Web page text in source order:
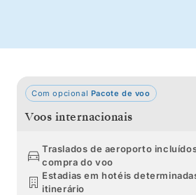
Com opcional Pacote de voo
Voos internacionais
Traslados de aeroporto
compra do voo
Estadias em hotéis
itinerário